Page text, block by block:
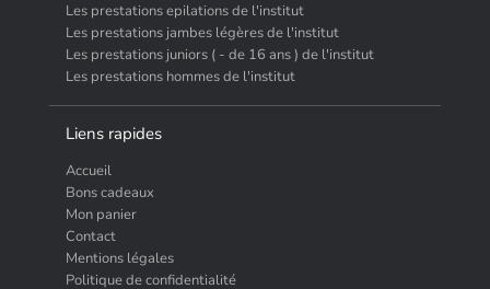
Les prestations epilations de l'institut
Les prestations jambes légères de l'institut
Les prestations juniors ( - de 16 ans ) de l'institut
Les prestations hommes de l'institut
Liens rapides
Accueil
Bons cadeaux
Mon panier
Contact
Mentions légales
Politique de confidentialité